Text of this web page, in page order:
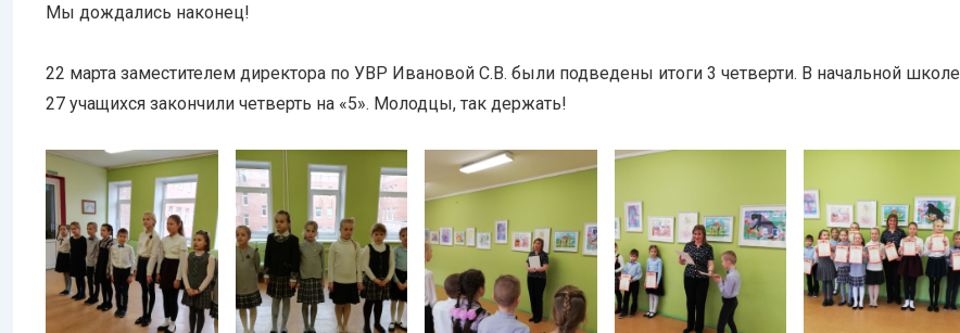
Мы дождались наконец!
22 марта заместителем директора по УВР Ивановой С.В. были подведены итоги 3 четверти. В начальной школе
27 учащихся закончили четверть на «5». Молодцы, так держать!